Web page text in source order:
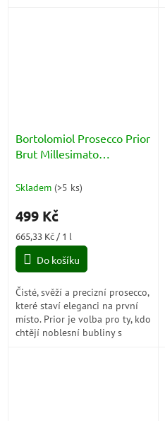
Bortolomiol Prosecco Prior
Brut Millesimato
DOCG 12% 0,75l
Skladem (>5 ks)
499 Kč
Měrná
cena:
665,33 Kč / 1 l
Do košíku
Čisté, svěží a precizní prosecco,
které staví eleganci na první
místo. Prior je volba pro ty, kdo
chtějí noblesní bubliny s